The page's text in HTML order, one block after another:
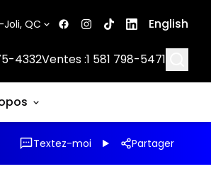
QC English
4332Ventes :1 581 798-5471
Textez-moi Partager